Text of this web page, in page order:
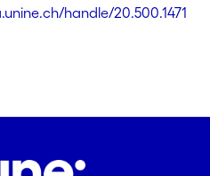
handle/20.500.1471